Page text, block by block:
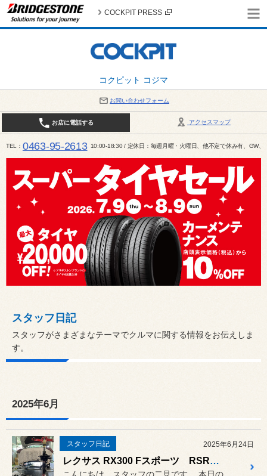
コクピット コジマ
COCKPIT PRESS
お問い合わせフォーム
アクセスマップ
お店に電話する
TEL 0463-95-2613 10:00-18:30 / 定休日：毎週月曜・火曜日、他不定で休み有、GW、
スタッフ日記
スタッフがさまざまなテーマでクルマに関する情報をお伝えしま
す。
2025年6月
スタッフ日記 2025年6月24日
レクサス RX300 Fスポーツ RSRダウンサス装着・四輪アライメント調整